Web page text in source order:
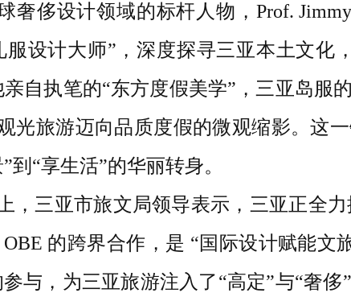
奢侈设计领域的标杆人物，Prof.
服设计大师”，深度探寻三亚本土文化
自执笔的“东方度假美学”，三亚岛服
光旅游迈向品质度假的微观缩影。这
到“享生活”的华丽转身。
，三亚市旅文局领导表示，三亚正全
OBE 的跨界合作，是 “国际设计赋能文
参与，为三亚旅游注入了“高定”与“奢